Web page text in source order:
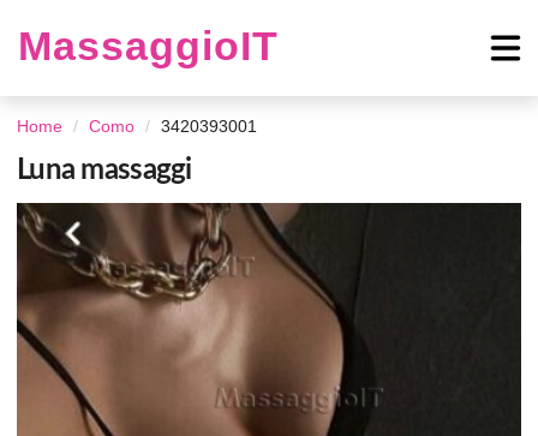
MassaggioIT
Home Como 3420393001
Luna massaggi